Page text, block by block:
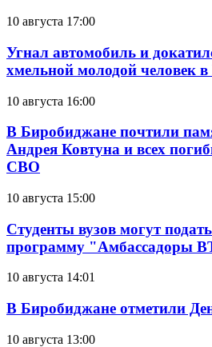
10 августа 17:00
Угнал автомобиль и
хмельной молодой человек
10 августа 16:00
В Биробиджане почтили
Андрея Ковтуна и всех
СВО
10 августа 15:00
Студенты вузов могут
программу "Амбассадоры
10 августа 14:01
В Биробиджане отметили
10 августа 13:00